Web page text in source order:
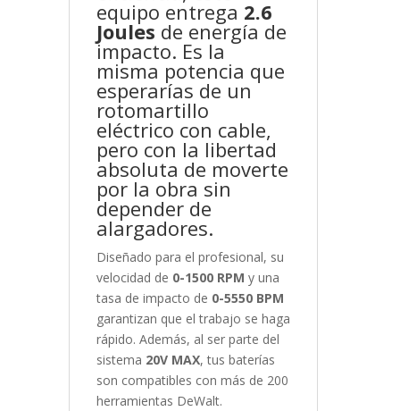
equipo entrega 2.6
Joules de energía de
impacto. Es la
misma potencia que
esperarías de un
rotomartillo
eléctrico con cable,
pero con la libertad
absoluta de moverte
por la obra sin
depender de
alargadores.
Diseñado para el profesional, su
velocidad de 0-1500 RPM y una
tasa de impacto de 0-5550 BPM
garantizan que el trabajo se haga
rápido. Además, al ser parte del
sistema 20V MAX, tus baterías
son compatibles con más de 200
herramientas DeWalt.